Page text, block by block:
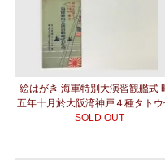
絵はがき 海軍特別大演習観艦式
五年十月於大阪湾神戸４種タトウ
SOLD OUT